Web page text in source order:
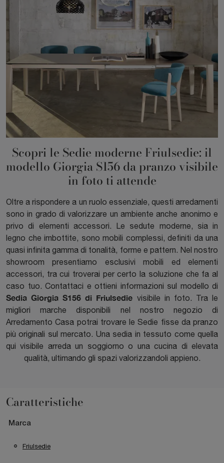
Scopri le Sedie moderne Friulsedie: il
modello Giorgia S156 da pranzo visibile
in foto ti attende
Oltre a rispondere a un ruolo essenziale, questi arredamenti
sono in grado di valorizzare un ambiente anche anonimo e
privo di elementi accessori. Le sedute moderne, sia in
legno che imbottite, sono mobili complessi, definiti da una
quasi infinita gamma di tonalità, forme e pattern. Nel nostro
showroom presentiamo esclusivi mobili ed elementi
accessori, tra cui troverai per certo la soluzione che fa al
caso tuo. Contattaci e ottieni informazioni sul modello di
Sedia Giorgia S156 di Friulsedie visibile in foto. Tra le
migliori marche disponibili nel nostro negozio di
Arredamento Casa potrai trovare le Sedie fisse da pranzo
più originali sul mercato. Una sedia in tessuto come quella
qui visibile arreda un soggiorno o una cucina di elevata
qualità, ultimando gli spazi valorizzandoli appieno.
Caratteristiche
Marca
Friulsedie